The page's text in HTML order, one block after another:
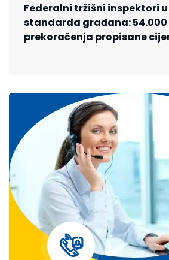
Federalni tržišni inspektori
standarda građana: 54.000
prekoračenja propisane